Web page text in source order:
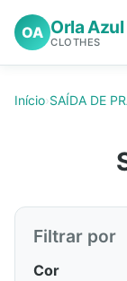
OA Orla Azul
CLOTHES
Início›SAÍDA DE
Filtrar por
Cor